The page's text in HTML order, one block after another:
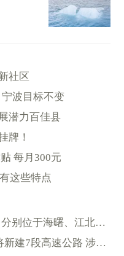
社区
波目标不变
潜力百佳县
牌！
每月300元
这些特点
宁波将新建4所学校、3所医院 分别位于海曙、江北、奉化
估算总投资超830亿元！宁波将新建7段高速公路 涉及鄞州、镇海等